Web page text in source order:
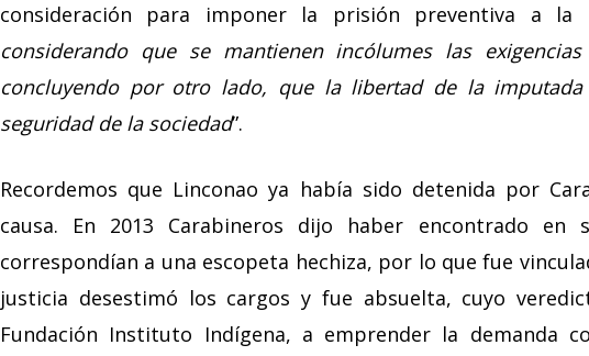
consideración para imponer la prisión preventiva a la
considerando que se mantienen incólumes las
concluyendo por otro lado, que la libertad de la
seguridad de la sociedad”.
Recordemos que Linconao ya había sido detenida por
causa. En 2013 Carabineros dijo haber encontrado en
correspondían a una escopeta hechiza, por lo que fue
justicia desestimó los cargos y fue absuelta, cuyo
Fundación Instituto Indígena, a emprender la demanda